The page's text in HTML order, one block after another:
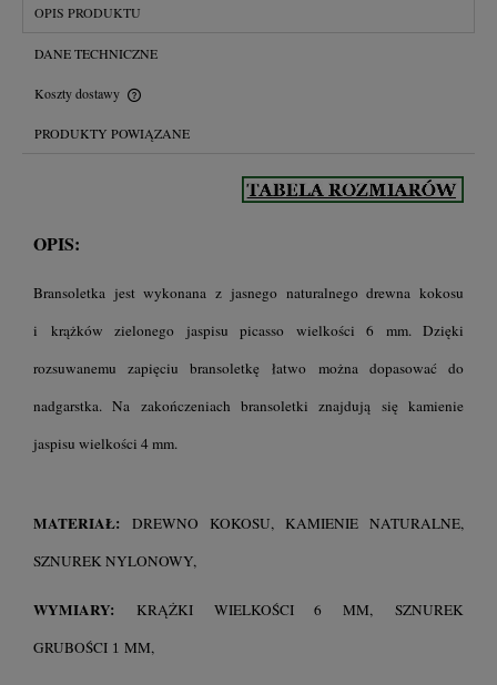
OPIS PRODUKTU
DANE TECHNICZNE
Koszty dostawy
Cena nie zawiera ewentualnych kosztów płatności
PRODUKTY POWIĄZANE
OPIS:
Bransoletka jest wykonana z jasnego naturalnego drewna kokosu
i krążków zielonego jaspisu picasso wielkości 6 mm. Dzięki
rozsuwanemu zapięciu bransoletkę łatwo można dopasować do
nadgarstka. Na zakończeniach bransoletki znajdują się kamienie
jaspisu wielkości 4 mm.
MATERIAŁ: DREWNO KOKOSU, KAMIENIE NATURALNE,
SZNUREK NYLONOWY,
WYMIARY: KRĄŻKI WIELKOŚCI 6 MM, SZNUREK
GRUBOŚCI 1 MM,